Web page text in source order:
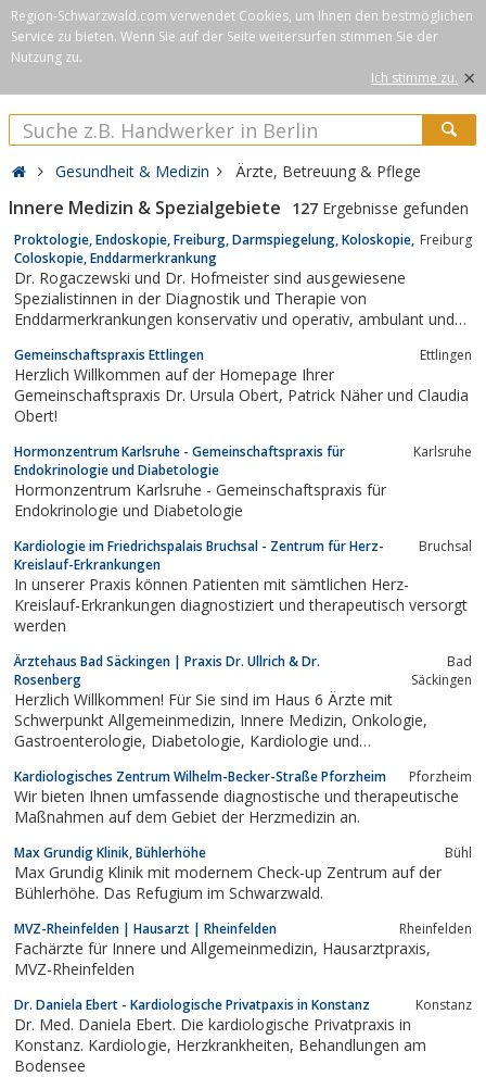
Region-Schwarzwald.com verwendet Cookies, um Ihnen den bestmöglichen
Service zu bieten. Wenn Sie auf der Seite weitersurfen stimmen Sie der
Nutzung zu.
Ich stimme zu. ×
Gesundheit & Medizin Ärzte, Betreuung & Pflege
Innere Medizin & Spezialgebiete 127 Ergebnisse gefunden
Proktologie, Endoskopie, Freiburg, Darmspiegelung, Koloskopie,
Coloskopie, Enddarmerkrankung
Freiburg
Dr. Rogaczewski und Dr. Hofmeister sind ausgewiesene
Spezialistinnen in der Diagnostik und Therapie von
Enddarmerkrankungen konservativ und operativ, ambulant und
und die endoskopische Entfernung von Dickdarmpolypen. Eine
moderne, eigenständige fachärztliche...
Gemeinschaftspraxis Ettlingen Ettlingen
Herzlich Willkommen auf der Homepage Ihrer
Gemeinschaftspraxis Dr. Ursula Obert, Patrick Näher und Claudia
Obert!
Hormonzentrum Karlsruhe - Gemeinschaftspraxis für
Endokrinologie und Diabetologie
Karlsruhe
Hormonzentrum Karlsruhe - Gemeinschaftspraxis für
Endokrinologie und Diabetologie
Kardiologie im Friedrichspalais Bruchsal - Zentrum für Herz-
Kreislauf-Erkrankungen
Bruchsal
In unserer Praxis können Patienten mit sämtlichen Herz-
Kreislauf-Erkrankungen diagnostiziert und therapeutisch versorgt
werden
Ärztehaus Bad Säckingen | Praxis Dr. Ullrich & Dr.
Rosenberg
Bad
Säckingen
Herzlich Willkommen! Für Sie sind im Haus 6 Ärzte mit
Schwerpunkt Allgemeinmedizin, Innere Medizin, Onkologie,
Gastroenterologie, Diabetologie, Kardiologie und
Kardiologisches Zentrum Wilhelm-Becker-Straße Pforzheim Pforzheim
Wir bieten Ihnen umfassende diagnostische und therapeutische
Maßnahmen auf dem Gebiet der Herzmedizin an.
Max Grundig Klinik, Bühlerhöhe Bühl
Max Grundig Klinik mit modernem Check-up Zentrum auf der
Bühlerhöhe. Das Refugium im Schwarzwald.
MVZ-Rheinfelden | Hausarzt | Rheinfelden Rheinfelden
Fachärzte für Innere und Allgemeinmedizin, Hausarztpraxis,
MVZ-Rheinfelden
Dr. Daniela Ebert - Kardiologische Privatpaxis in Konstanz Konstanz
Dr. Med. Daniela Ebert. Die kardiologische Privatpraxis in
Konstanz. Kardiologie, Herzkrankheiten, Behandlungen am
Bodensee